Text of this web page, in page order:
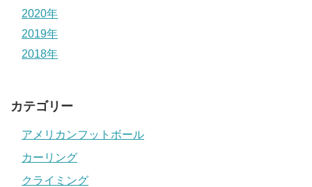
2020年
2019年
2018年
カテゴリー
アメリカンフットボール
カーリング
クライミング